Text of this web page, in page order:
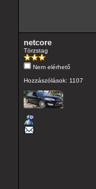
netcore
Törzstag
Nem elérhető
Hozzászólások: 1107